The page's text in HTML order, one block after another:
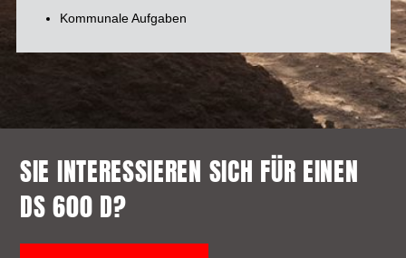
Kommunale Aufgaben
SIE INTERESSIEREN SICH FÜR EINEN
DS 600 D?